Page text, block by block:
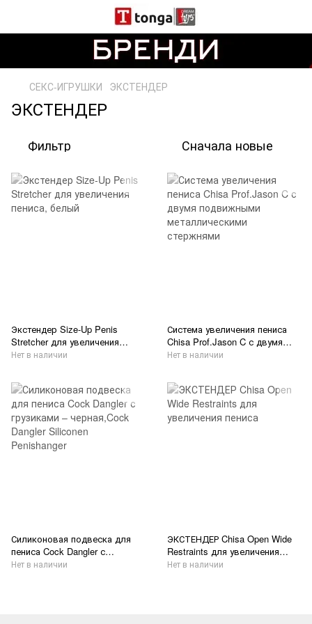
СЕКС-ИГРУШКИ ЭКСТЕНДЕР
ЭКСТЕНДЕР
Фильтр Сначала новые
Экстендер Size-Up Penis
Stretcher для увеличения
пениса, белый
Нет в наличии
Система увеличения пениса
Chisa Prof.Jason C с двумя
подвижными металлическими
Нет в наличии
Силиконовая подвеска для
пениса Cock Dangler с
грузиками – черная,Cock
Нет в наличии
ЭКСТЕНДЕР Chisa Open Wide
Restraints для увеличения
пениса
Нет в наличии